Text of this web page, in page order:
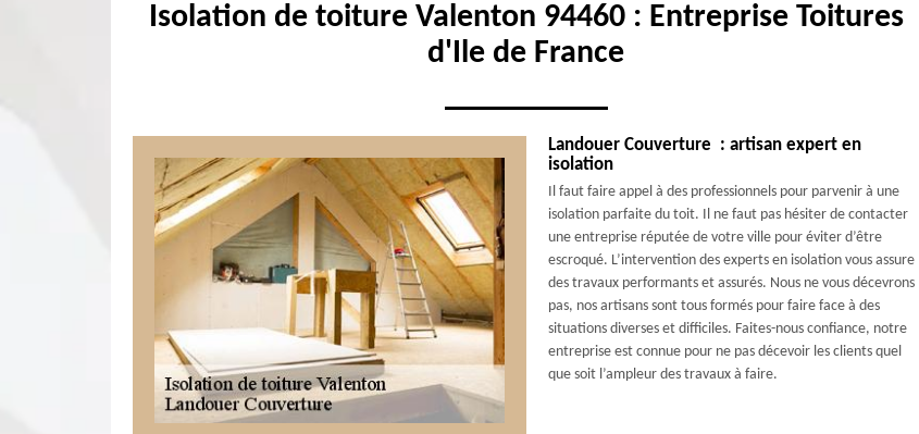
Isolation de toiture Valenton 94460 : Entreprise Toitures
d'Ile de France
Landouer Couverture : artisan expert en
isolation
Il faut faire appel à des professionnels pour parvenir à une
isolation parfaite du toit. Il ne faut pas hésiter de contacter
une entreprise réputée de votre ville pour éviter d’être
escroqué. L’intervention des experts en isolation vous assure
des travaux performants et assurés. Nous ne vous décevrons
pas, nos artisans sont tous formés pour faire face à des
situations diverses et difficiles. Faites-nous confiance, notre
entreprise est connue pour ne pas décevoir les clients quel
que soit l’ampleur des travaux à faire.